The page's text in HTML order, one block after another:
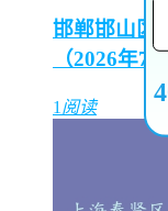
邯郸邯山区
（2026年7
1 阅读